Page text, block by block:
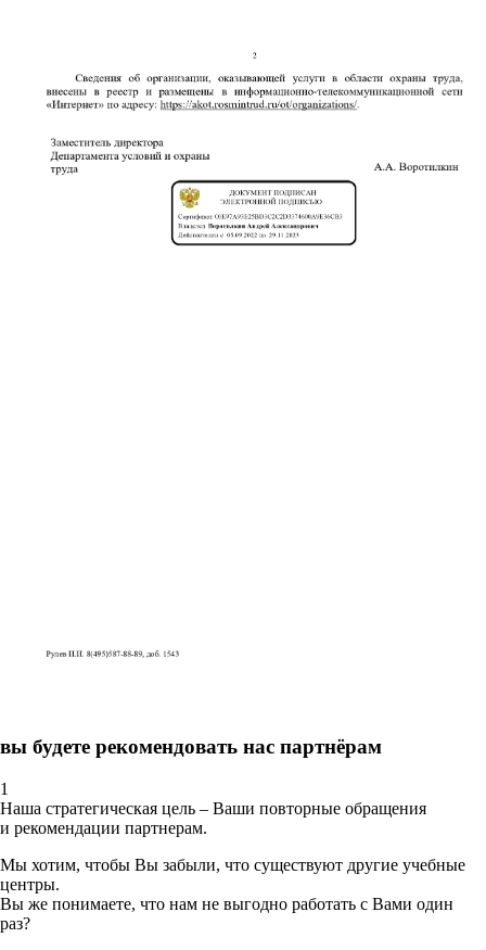
вы будете рекомендовать нас партнёрам
1
Наша стратегическая цель – Ваши повторные обращения
и рекомендации партнерам.
Мы хотим, чтобы Вы забыли, что существуют другие учебные
центры.
Вы же понимаете, что нам не выгодно работать с Вами один
раз?